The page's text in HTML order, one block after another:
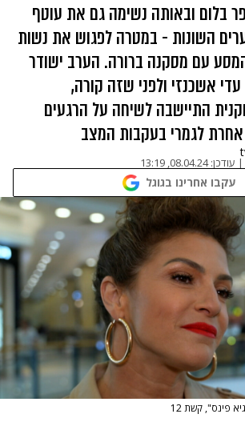
בלום ובאותה נשימה גם את עוטף
השונות - במטרה לפגוש את נשות
עם מסקנה ברורה. הערב ישודר
אשכנזי ולפני שזה קורה,
התיישבה לשיחה על הרגעים
לגמרי בעקבות המצב
| עודכן:08.04.24, 13:19
עקבו אחרינו בגוגל
פינס", קשת 12